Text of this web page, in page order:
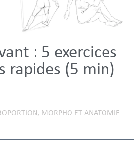
: 5 exercices
rapides (5 min)
, MORPHO ET ANATOMIE